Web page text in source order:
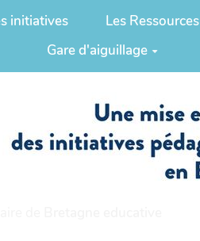
initiatives Les Ressources
Gare d'aiguillage